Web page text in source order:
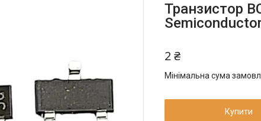
Транзистор
2 ₴
Мінімальна сума
Купити